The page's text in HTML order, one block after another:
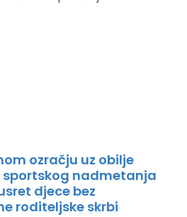
ozračju uz obilje
sportskog nadmetanja
djece bez
roditeljske skrbi